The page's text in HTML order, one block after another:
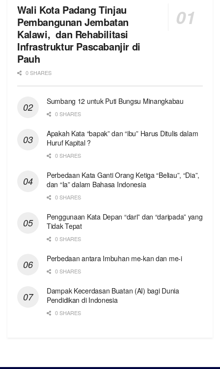
Wali Kota Padang Tinjau
Pembangunan Jembatan
Kalawi, dan Rehabilitasi
Infrastruktur Pascabanjir di
Pauh
0 SHARES
Sumbang 12 untuk Puti Bungsu Minangkabau
0 SHARES
Apakah Kata “bapak” dan “ibu” Harus Ditulis dalam
Huruf Kapital ?
0 SHARES
Perbedaan Kata Ganti Orang Ketiga “Beliau”, “Dia”,
dan “Ia” dalam Bahasa Indonesia
0 SHARES
Penggunaan Kata Depan “dari” dan “daripada” yang
Tidak Tepat
0 SHARES
Perbedaan antara Imbuhan me-kan dan me-i
0 SHARES
Dampak Kecerdasan Buatan (AI) bagi Dunia
Pendidikan di Indonesia
0 SHARES